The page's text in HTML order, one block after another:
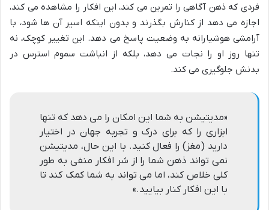
فردی که ذهن آگاهی را تمرین می کند، این افکار را مشاهده می کند،
اجازه می دهد از کنارش بگذرند و بدون اینکه اسیر آن ها شود، با
آرامشی هوشیارانه به وضعیت پاسخ می دهد. این تغییر کوچک، نه
تنها روز او را نجات می دهد، بلکه از انباشت سموم استرس در
بدنش جلوگیری می کند.
«مدیتیشن به شما این امکان را می دهد که تنها
ابزاری را که برای درک و تجربه جهان در اختیار
دارید (مغز) را فعال کنید. با این حال، مدیتیشن
نمی تواند ذهن شما را از شر افکار منفی به طور
کلی خلاص کند، اما می تواند به شما کمک کند تا
با این افکار کنار بیایید.»